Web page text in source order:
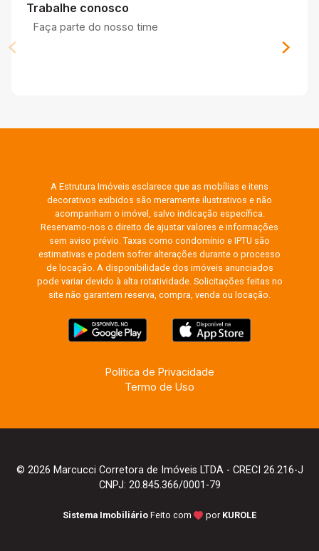
Trabalhe conosco
Faça parte do nosso time
A Estrutura Imóveis esclarece que as mobílias e itens
decorativos exibidos são meramente ilustrativos e não
acompanham o imóvel, salvo indicação específica.
Reservamo-nos o direito de ajustar valores e informações
sem aviso prévio. Taxas como condomínio e IPTU são
estimativas e podem sofrer alterações durante o processo
de locação. A disponibilidade dos imóveis anunciados
pode variar devido à alta rotatividade. Solicitações feitas no
site não garantem reserva, compra, venda ou locação.
Política de Privacidade
Termo de Uso
© 2026 Marcucci Corretora de Imóveis LTDA - CRECI 26.216-J
CNPJ: 20.845.366/0001-79
Sistema Imobiliário Feito com por KUROLE